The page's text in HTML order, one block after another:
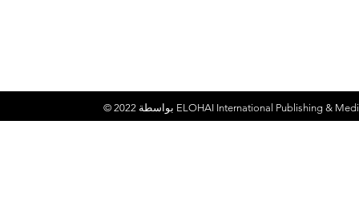
ELOHAI International Publishing &